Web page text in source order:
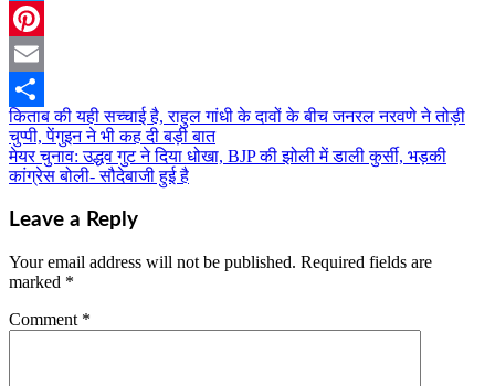
Twitter
Pinterest
Email
Share
Post
navigation
किताब की यही सच्चाई है, राहुल गांधी के दावों के बीच जनरल नरवणे ने तोड़ी
चुप्पी, पेंगुइन ने भी कह दी बड़ी बात
मेयर चुनाव: उद्धव गुट ने दिया धोखा, BJP की झोली में डाली कुर्सी, भड़की
कांग्रेस बोली- सौदेबाजी हुई है
Leave a Reply
Your email address will not be published. Required fields are
marked *
Comment *